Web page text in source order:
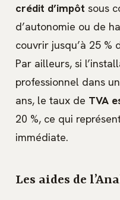
crédit d’impôt sous
d’autonomie ou de
couvrir jusqu’à 25 %
Par ailleurs, si
professionnel dans
ans, le taux de TVA
20 %, ce qui
immédiate.
Les aides de